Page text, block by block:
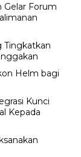
Gelar Forum
Tingkatkan
Helm bagi
Kunci
Kepada